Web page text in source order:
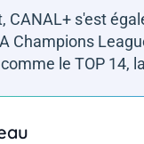
CANAL+ s'est
Champions
le TOP 14,